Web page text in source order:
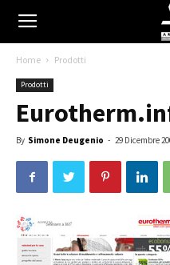
Home Prodotti
Prodotti
By Simone Deugenio - 29 Dicembre